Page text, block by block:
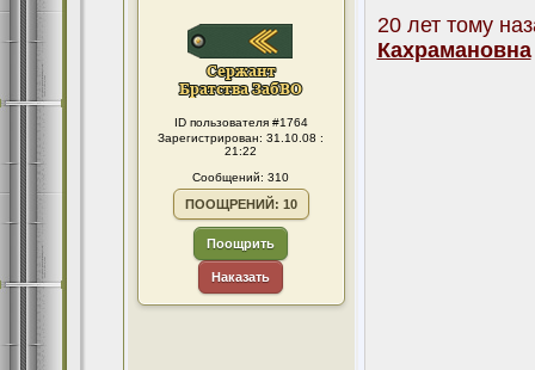
ID пользователя #1764
Зарегистрирован: 31.10.08 :
21:22
Сообщений: 310
ПООЩРЕНИЙ: 10
Поощрить
Наказать
20 лет тому
Кахрамановна